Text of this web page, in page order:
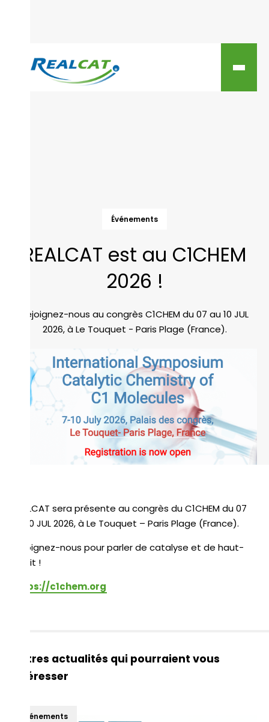
Événements
REALCAT est au C1CHEM
2026 !
Rejoignez-nous au congrès C1CHEM du 07 au 10 JUL
2026, à Le Touquet - Paris Plage (France).
REALCAT sera présente au congrès du C1CHEM du 07
au 10 JUL 2026, à Le Touquet – Paris Plage (France).
Rejoignez-nous pour parler de catalyse et de haut-
débit !
https://c1chem.org
Autres actualités qui pourraient vous
intéresser
Événements